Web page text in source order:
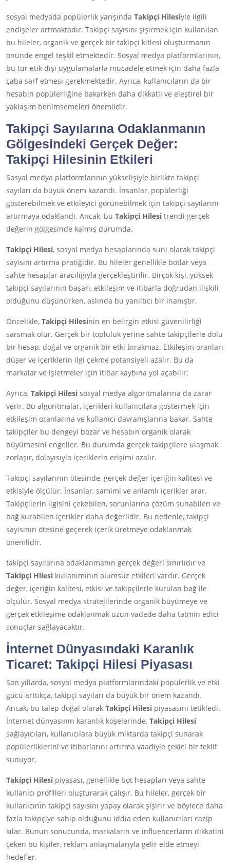
sosyal medyada popülerlik yarışında Takipçi Hilesiyle ilgili
endişeler artmaktadır. Takipçi sayısını şişirmek için kullanılan
bu hileler, organik ve gerçek bir takipçi kitlesi oluşturmanın
önünde engel teşkil etmektedir. Sosyal medya platformlarının,
bu tür etik dışı uygulamalarla mücadele etmek için daha fazla
çaba sarf etmesi gerekmektedir. Ayrıca, kullanıcıların da bir
hesabın popülerliğine bakarken daha dikkatli ve eleştirel bir
yaklaşım benimsemeleri önemlidir.
Takipçi Sayılarına Odaklanmanın
Gölgesindeki Gerçek Değer:
Takipçi Hilesinin Etkileri
Sosyal medya platformlarının yükselişiyle birlikte takipçi
sayıları da büyük önem kazandı. İnsanlar, popülerliği
gösterebilmek ve etkileyici görünebilmek için takipçi sayılarını
artırmaya odaklandı. Ancak, bu Takipçi Hilesi trendi gerçek
değerin gölgesinde kalmış durumda.
Takipçi Hilesi, sosyal medya hesaplarında suni olarak takipçi
sayısını artırma pratiğidir. Bu hileler genellikle botlar veya
sahte hesaplar aracılığıyla gerçekleştirilir. Birçok kişi, yüksek
takipçi sayılarının başarı, etkileşim ve itibarla doğrudan ilişkili
olduğunu düşünürken, aslında bu yanıltıcı bir inanıştır.
Öncelikle, Takipçi Hilesinin en belirgin etkisi güvenilirliği
sarsmak olur. Gerçek bir topluluk yerine sahte takipçilerle dolu
bir hesap, doğal ve organik bir etki bırakmaz. Etkileşim oranları
düşer ve içeriklerin ilgi çekme potansiyeli azalır. Bu da
markalar ve işletmeler için itibar kaybına yol açabilir.
Ayrıca, Takipçi Hilesi sosyal medya algoritmalarına da zarar
verir. Bu algoritmalar, içerikleri kullanıcılara göstermek için
etkileşim oranlarına ve kullanıcı davranışlarına bakar. Sahte
takipçiler bu dengeyi bozar ve hesabın organik olarak
büyümesini engeller. Bu durumda gerçek takipçilere ulaşmak
zorlaşır, dolayısıyla içeriklerin erişimi azalır.
Takipçi sayılarının ötesinde, gerçek değer içeriğin kalitesi ve
etkisiyle ölçülür. İnsanlar, samimi ve anlamlı içerikler arar.
Takipçilerin ilgisini çekebilen, sorunlarına çözüm sunabilen ve
bağ kurabilen içerikler daha değerlidir. Bu nedenle, takipçi
sayısının ötesine geçerek içerik üretmeye odaklanmak
önemlidir.
takipçi sayılarına odaklanmanın gerçek değeri sınırlıdır ve
Takipçi Hilesi kullanımının olumsuz etkileri vardır. Gerçek
değer, içeriğin kalitesi, etkisi ve takipçilerle kurulan bağ ile
ölçülür. Sosyal medya stratejilerinde organik büyümeye ve
gerçek etkileşime odaklanmak uzun vadede daha tatmin edici
sonuçlar sağlayacaktır.
İnternet Dünyasındaki Karanlık
Ticaret: Takipçi Hilesi Piyasası
Son yıllarda, sosyal medya platformlarındaki popülerlik ve etki
gücü arttıkça, takipçi sayıları da büyük bir önem kazandı.
Ancak, bu talep doğal olarak Takipçi Hilesi piyasasını tetikledi.
İnternet dünyasının karanlık köşelerinde, Takipçi Hilesi
sağlayıcıları, kullanıcılara büyük miktarda takipçi sunarak
popülerliklerini ve itibarlarını artırma vaadiyle çekici bir teklif
sunuyor.
Takipçi Hilesi piyasası, genellikle bot hesapları veya sahte
kullanıcı profilleri oluşturarak çalışır. Bu hileler, gerçek bir
kullanıcının takipçi sayısını yapay olarak şişirir ve böylece daha
fazla takipçiye sahip olduğunu iddia eden kullanıcıları cazip
kılar. Bunun sonucunda, markaların ve influencerların dikkatini
çeken bu kişiler, reklam anlaşmalarıyla gelir elde etmeyi
hedefler.